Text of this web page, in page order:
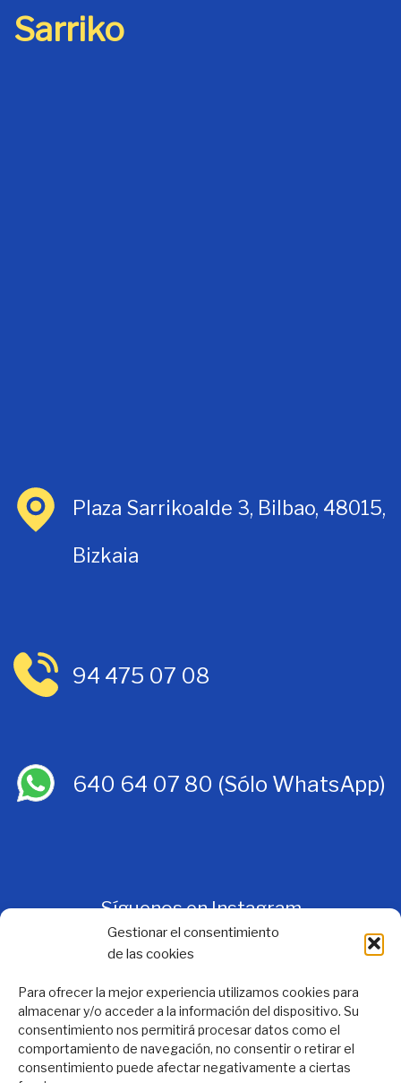
Gestionar el consentimiento
de las cookies
Para ofrecer la mejor experiencia utilizamos cookies para
almacenar y/o acceder a la información del dispositivo. Su
consentimiento nos permitirá procesar datos como el
comportamiento de navegación, no consentir o retirar el
consentimiento puede afectar negativamente a ciertas
Sarriko
Plaza Sarrikoalde 3, Bilbao, 48015,
Bizkaia
94 475 07 08
640 64 07 80 (Sólo WhatsApp)
Síguenos en Instagram